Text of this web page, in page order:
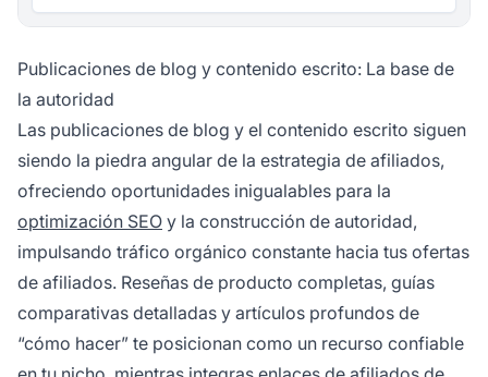
Publicaciones de blog y contenido escrito: La base de
la autoridad
Las publicaciones de blog y el contenido escrito siguen
siendo la piedra angular de la estrategia de afiliados,
ofreciendo oportunidades inigualables para la
optimización SEO y la construcción de autoridad,
impulsando tráfico orgánico constante hacia tus ofertas
de afiliados. Reseñas de producto completas, guías
comparativas detalladas y artículos profundos de
“cómo hacer” te posicionan como un recurso confiable